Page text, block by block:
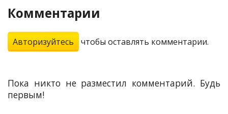
Комментарии
Авторизуйтесь чтобы оставлять комментарии.
Пока никто не разместил комментарий. Будь
первым!